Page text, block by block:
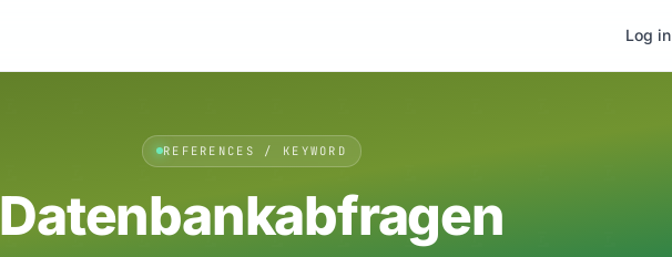
Log in
REFERENCES / KEYWORD
Datenbankabfragen